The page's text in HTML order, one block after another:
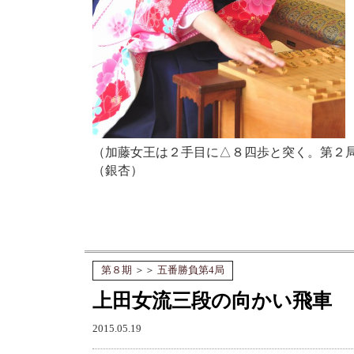
（加藤女王は２手目に△８四歩と突く。第２
（銀杏）
第８期 ＞＞ 五番勝負第4局
上田女流三段の向かい飛車
2015.05.19